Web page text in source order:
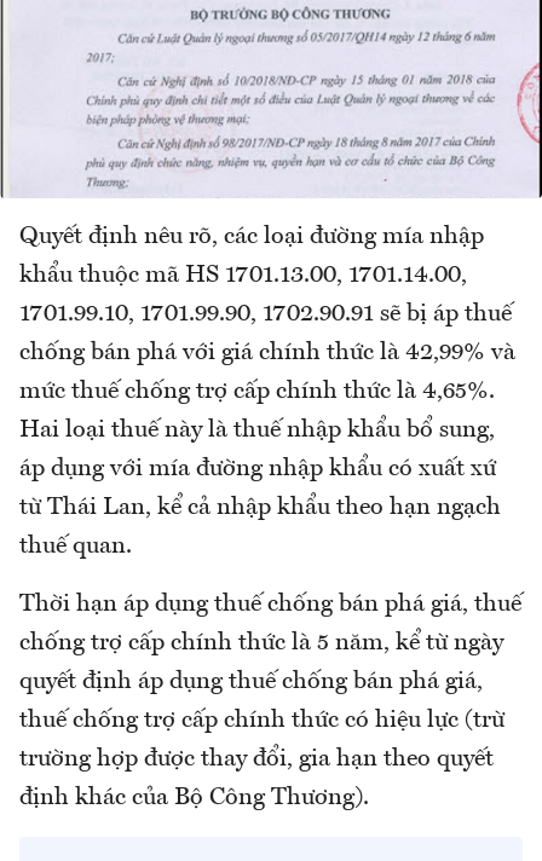
Quyết định nêu rõ, các loại đường mía nhập
khẩu thuộc mã HS 1701.13.00, 1701.14.00,
1701.99.10, 1701.99.90, 1702.90.91 sẽ bị áp thuế
chống bán phá với giá chính thức là 42,99% và
mức thuế chống trợ cấp chính thức là 4,65%.
Hai loại thuế này là thuế nhập khẩu bổ sung,
áp dụng với mía đường nhập khẩu có xuất xứ
từ Thái Lan, kể cả nhập khẩu theo hạn ngạch
thuế quan.
Thời hạn áp dụng thuế chống bán phá giá, thuế
chống trợ cấp chính thức là 5 năm, kể từ ngày
quyết định áp dụng thuế chống bán phá giá,
thuế chống trợ cấp chính thức có hiệu lực (trừ
trường hợp được thay đổi, gia hạn theo quyết
định khác của Bộ Công Thương).